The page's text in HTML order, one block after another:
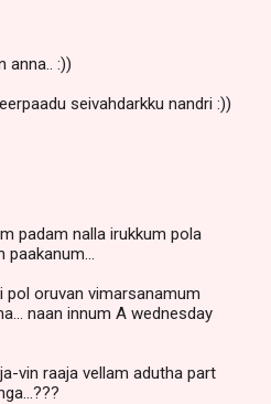
anna.. :))
seivahdarkku nandri :))
padam nalla irukkum pola
pol oruvan vimarsanamum
naan innum A wednesday
vin raaja vellam adutha part